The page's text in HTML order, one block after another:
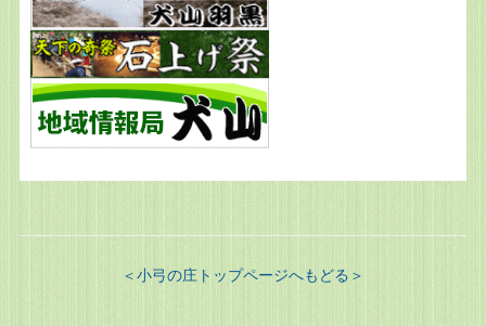
＜小弓の庄トップページへもどる＞